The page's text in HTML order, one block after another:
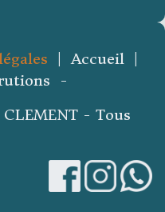
| Accueil |
-
- Tous